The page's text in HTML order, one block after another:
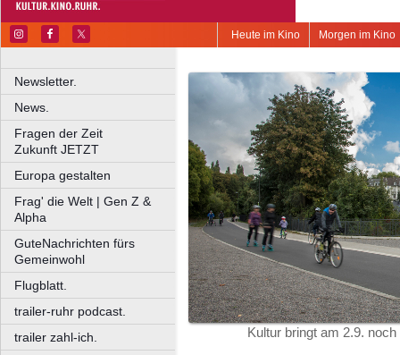
Morgen im Kino
Heute im Kino
Newsletter.
News.
Fragen der Zeit
Zukunft JETZT
Europa gestalten
Frag' die Welt | Gen Z &
Alpha
GuteNachrichten fürs
Gemeinwohl
Flugblatt.
trailer-ruhr podcast.
trailer zahl-ich.
Kultur bringt am 2.9.